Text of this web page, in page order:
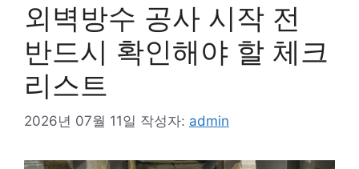
외벽방수 공사 시작 전
반드시 확인해야 할 체크
리스트
2026년 07월 11일 작성자: admin